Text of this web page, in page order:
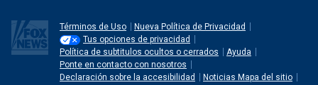
Términos de Uso
Nueva Política de Privacidad
Tus opciones de privacidad
Política de subtitulos ocultos o cerrados
Ayuda
Ponte en contacto con nosotros
Declaración sobre la accesibilidad
Noticias Mapa del sitio